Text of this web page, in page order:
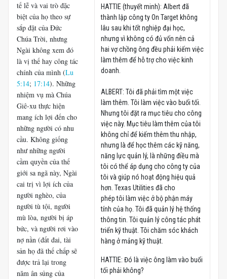
HATTIE (thuyết minh): Albert đã
thành lập công ty On Target không
lâu sau khi tốt nghiệp đại học,
nhưng vì không có đủ vốn nên cả
hai vợ chồng ông đều phải kiếm việc
làm thêm để hỗ trợ cho việc kinh
doanh.
ALBERT: Tôi đã phải tìm một việc
làm thêm. Tôi làm việc vào buổi tối.
Nhưng tôi đặt ra mục tiêu cho công
việc này. Mục tiêu làm thêm của tôi
không chỉ để kiếm thêm thu nhập,
nhưng là để học thêm các kỹ năng,
năng lực quản lý, là những điều mà
tôi có thể áp dụng cho công ty của
tôi và giúp nó hoạt động hiệu quả
hơn. Texas Utilities đã cho
phép tôi làm việc ở bộ phận máy
tính của họ. Tôi đã quản lý hệ thống
thông tin. Tôi quản lý công tác phát
triển kỹ thuật. Tôi chăm sóc khách
hàng ở mảng kỹ thuật.
HATTIE: Đó là việc ông làm vào buổi
tối phải không?
tế lễ và vai trò đặc
biệt của họ theo sự
sắp đặt của Đức
Chúa Trời, nhưng
Ngài không xem đó
là vị thế hay công tác
chính của mình (Lu
5:14; 17:14). Những
nhiệm vụ mà Chúa
Giê-xu thực hiện
mang ích lợi đến cho
những người có nhu
cầu. Không giống
như những người
cầm quyền của thế
giới sa ngã này, Ngài
cai trị vì lợi ích của
người nghèo, của
người tù tội, người
mù lòa, người bị áp
bức, và người rơi vào
nợ nần (đất đai, tài
sản họ đã thế chấp sẽ
được trả lại trong
năm ân sủng của